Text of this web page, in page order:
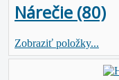
Nárečie (80)
Zobraziť položky...